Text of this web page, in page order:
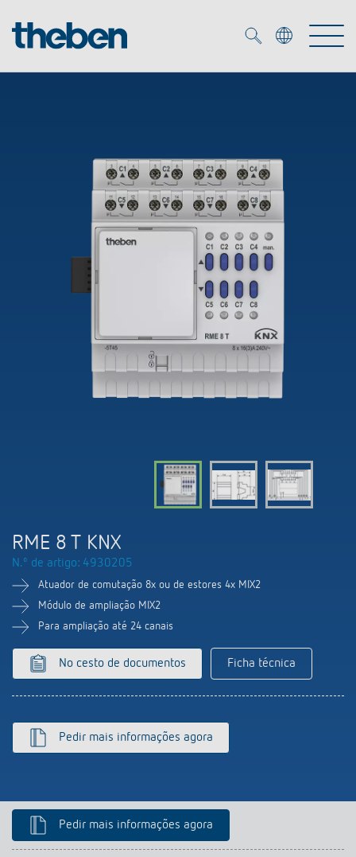
Smart Home
Detetores de presença e movimentos
Foco LED
Biblioteca de mídia
Seminários técnicos
Sistema de casa inteligente LUXORliving
Comutação e regulação de LEDs
Theben AG
Informações atuais
Linha direta
Distribuicao global
RME 8 T KNX
N.º de artigo: 4930205
Atuador de comutação 8x ou de estores 4x MIX2
Módulo de ampliação MIX2
Para ampliação até 24 canais
No cesto de documentos Ficha técnica
Pedir mais informações agora
Pedir mais informações agora